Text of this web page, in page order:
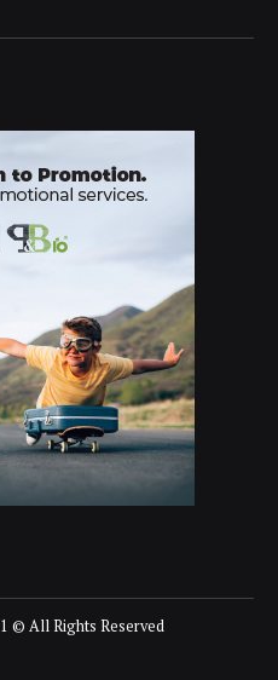
© All Rights Reserved